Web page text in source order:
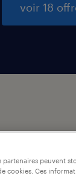
voir 18
partenaires peuvent
cookies. Ces